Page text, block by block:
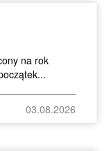
na rok
03.08.2026